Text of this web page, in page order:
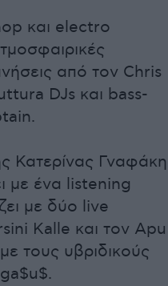
και electro
από τον Chris
DJs και bass-
Κατερίνας
με ένα listening
με δύο live
Kalle και τον Apu
τους υβριδικούς